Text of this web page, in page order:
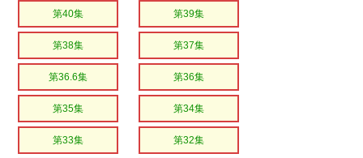
第40集 第39集
第38集 第37集
第36.6集 第36集
第35集 第34集
第33集 第32集